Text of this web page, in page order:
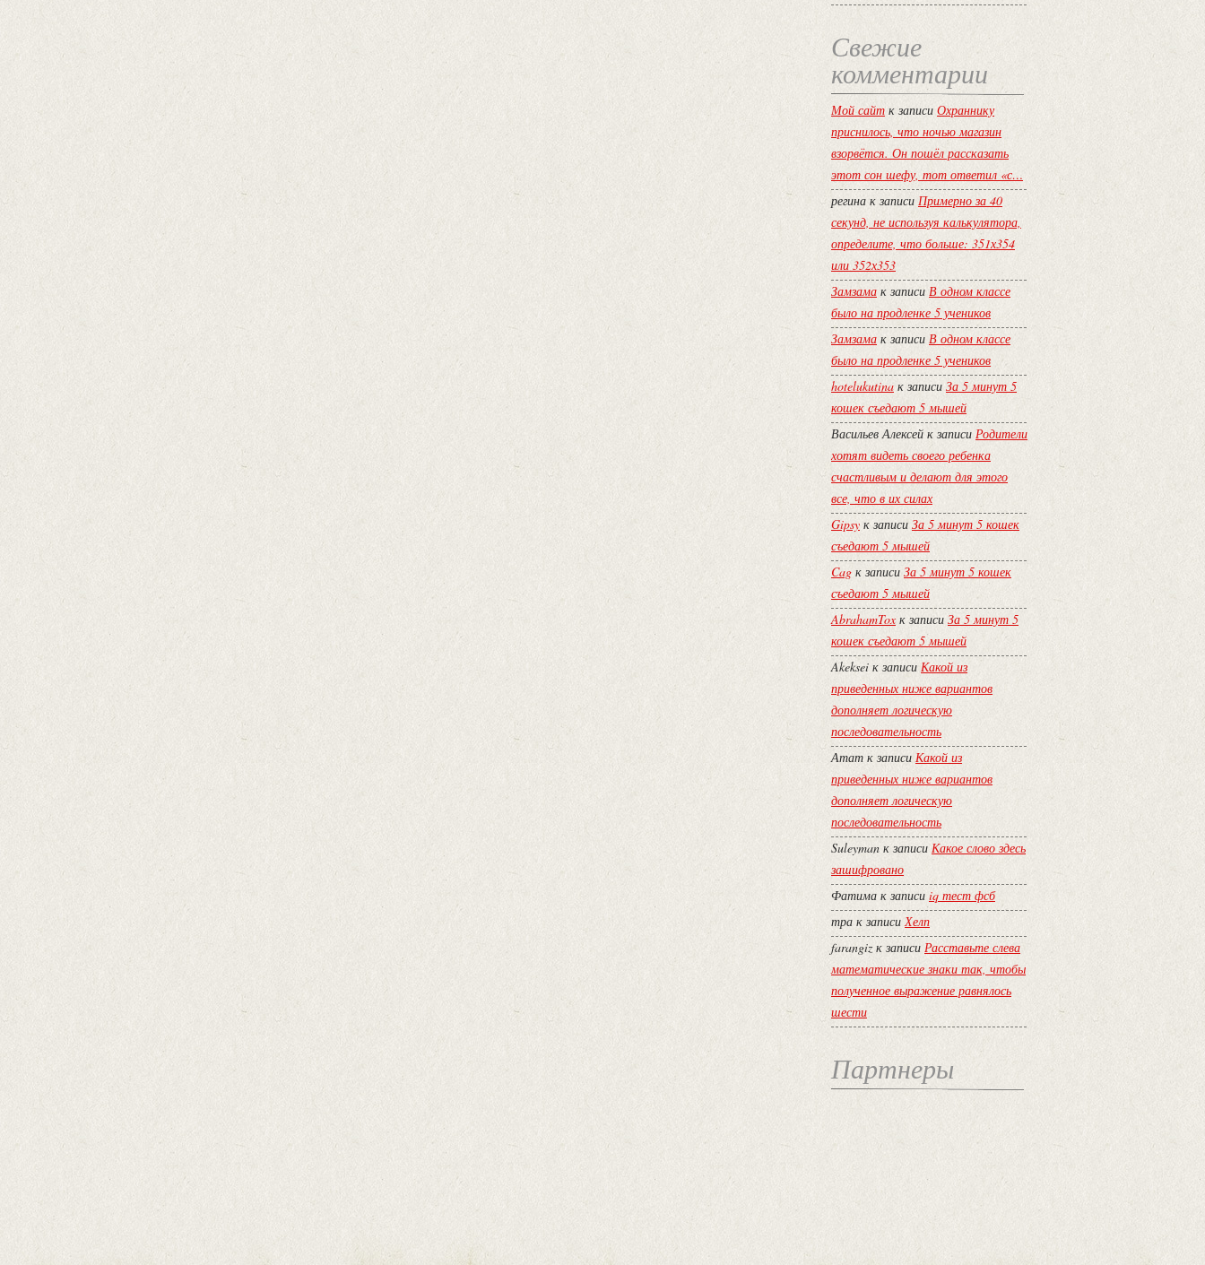
Свежие
комментарии
Мой сайт к записи Охраннику
приснилось, что ночью магазин
взорвётся. Он пошёл рассказать
этот сон шефу, тот ответил «с…
регина к записи Примерно за 40
секунд, не используя калькулятора,
определите, что больше: 351х354
или 352х353
Замзама к записи В одном классе
было на продленке 5 учеников
Замзама к записи В одном классе
было на продленке 5 учеников
hotelukutina к записи За 5 минут 5
кошек съедают 5 мышей
Васильев Алексей к записи Родители
хотят видеть своего ребенка
счастливым и делают для этого
все, что в их силах
Gipsy к записи За 5 минут 5 кошек
съедают 5 мышей
Cag к записи За 5 минут 5 кошек
съедают 5 мышей
AbrahamToxк записи За 5 минут 5
кошек съедают 5 мышей
Akeksei к записи Какой из
приведенных ниже вариантов
дополняет логическую
последовательность
Атат к записи Какой из
приведенных ниже вариантов
дополняет логическую
последовательность
Suleyman к записи Какое слово здесь
зашифровано
Фатима к записи iq тест фсб
тра к записиХелп
farangiz к записи Расставьте слева
математические знаки так, чтобы
полученное выражение равнялось
шести
Партнеры